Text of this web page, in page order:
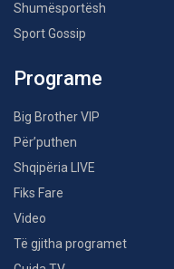
Shumësportësh
Sport Gossip
Programe
Big Brother VIP
Për’puthen
Shqipëria LIVE
Fiks Fare
Video
Të gjitha programet